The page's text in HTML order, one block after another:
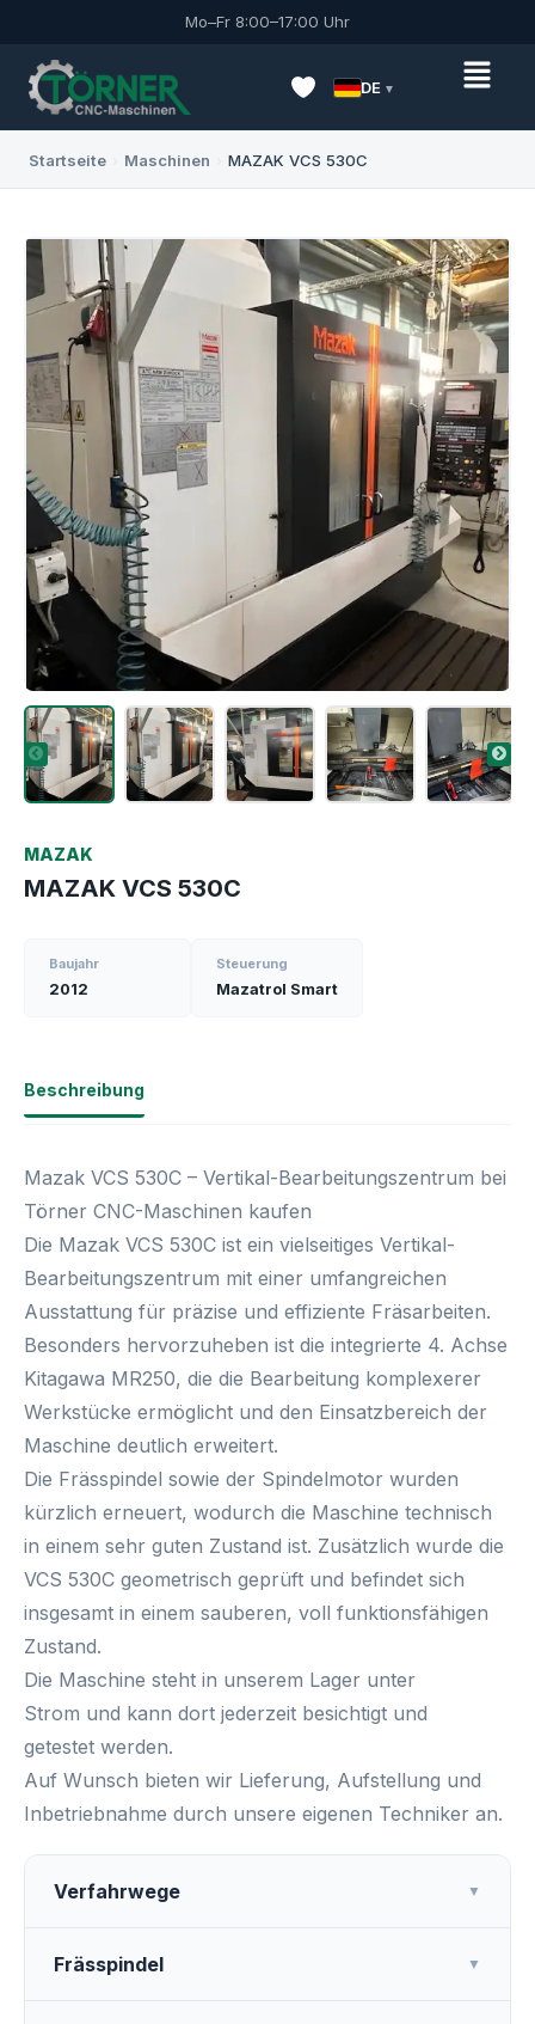
Mo–Fr 8:00–17:00 Uhr
DE
Startseite Maschinen MAZAK VCS 530C
MAZAK
MAZAK VCS 530C
Baujahr
2012
Steuerung
Mazatrol Smart
Beschreibung
Mazak VCS 530C – Vertikal-Bearbeitungszentrum bei
Törner CNC-Maschinen kaufen
Die Mazak VCS 530C ist ein vielseitiges Vertikal-
Bearbeitungszentrum mit einer umfangreichen
Ausstattung für präzise und effiziente Fräsarbeiten.
Besonders hervorzuheben ist die integrierte 4. Achse
Kitagawa MR250, die die Bearbeitung komplexerer
Werkstücke ermöglicht und den Einsatzbereich der
Maschine deutlich erweitert.
Die Frässpindel sowie der Spindelmotor wurden
kürzlich erneuert, wodurch die Maschine technisch
in einem sehr guten Zustand ist. Zusätzlich wurde die
VCS 530C geometrisch geprüft und befindet sich
insgesamt in einem sauberen, voll funktionsfähigen
Zustand.
Die Maschine steht in unserem Lager unter
Strom und kann dort jederzeit besichtigt und
getestet werden.
Auf Wunsch bieten wir Lieferung, Aufstellung und
Inbetriebnahme durch unsere eigenen Techniker an.
Verfahrwege ▼
Frässpindel ▼